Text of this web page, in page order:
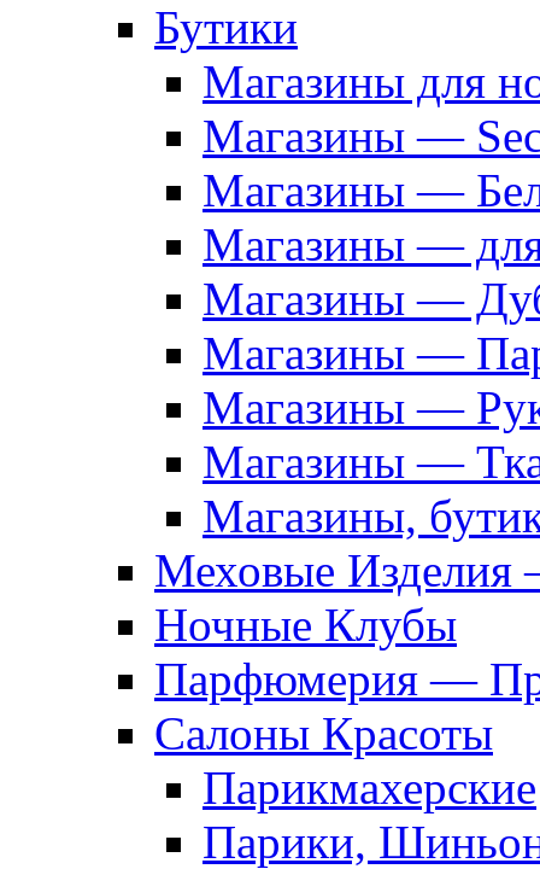
Бутики
Магазины для
Магазины —
Магазины —
Магазины —
Магазины —
Магазины —
Магазины —
Магазины —
Магазины,
Меховые Изделия
Ночные Клубы
Парфюмерия —
Салоны Красоты
Парикмахерские
Парики,